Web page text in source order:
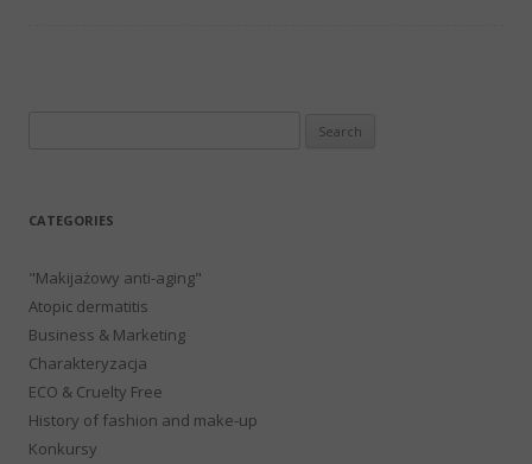
CATEGORIES
"Makijażowy anti-aging"
Atopic dermatitis
Business & Marketing
Charakteryzacja
ECO & Cruelty Free
History of fashion and make-up
Konkursy